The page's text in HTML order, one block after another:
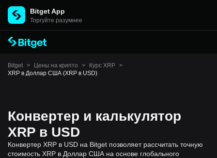
Bitget App
Торгуйте разумнее
Bitget > Цены на крипто > Курс XRP >
XRP в Доллар США (XRP в USD)
Конвертер и калькулятор
XRP в USD
Конвертер XRP в USD на Bitget позволяет рассчитать точную
стоимость XRP в Доллар США на основе глобального